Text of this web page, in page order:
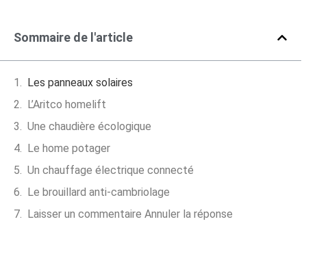
Sommaire de l'article
Les panneaux solaires
L’Aritco homelift
Une chaudière écologique
Le home potager
Un chauffage électrique connecté
Le brouillard anti-cambriolage
Laisser un commentaire Annuler la réponse